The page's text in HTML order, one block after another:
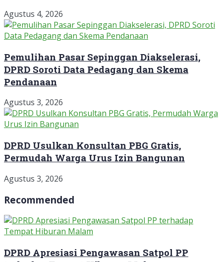
Agustus 4, 2026
Pemulihan Pasar Sepinggan Diakselerasi,
DPRD Soroti Data Pedagang dan Skema
Pendanaan
Agustus 3, 2026
DPRD Usulkan Konsultan PBG Gratis,
Permudah Warga Urus Izin Bangunan
Agustus 3, 2026
Recommended
DPRD Apresiasi Pengawasan Satpol PP